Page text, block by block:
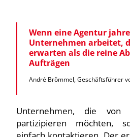
Wenn eine Agentur
Unternehmen arbeitet,
erwarten als die reine
Aufträgen
André Brömmel, Geschäftsführer
Unternehmen, die von
partizipieren möchten,